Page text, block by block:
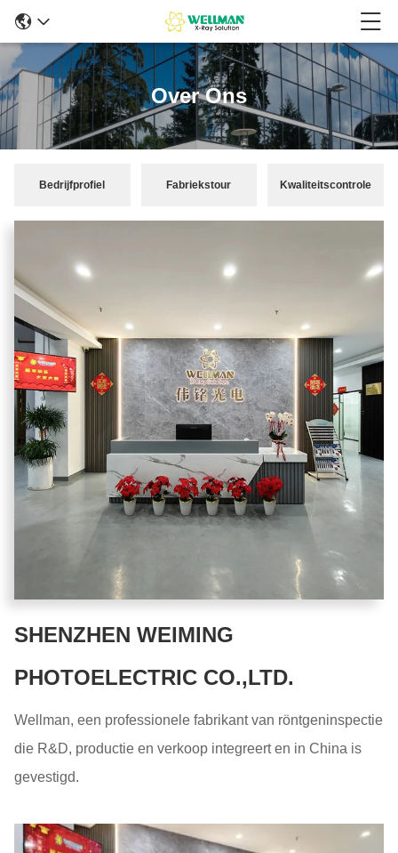
Over Ons
Bedrijfprofiel Fabriekstour Kwaliteitscontrole
SHENZHEN WEIMING
PHOTOELECTRIC CO.,LTD.
Wellman, een professionele fabrikant van röntgeninspectie
die R&D, productie en verkoop integreert en in China is
gevestigd.